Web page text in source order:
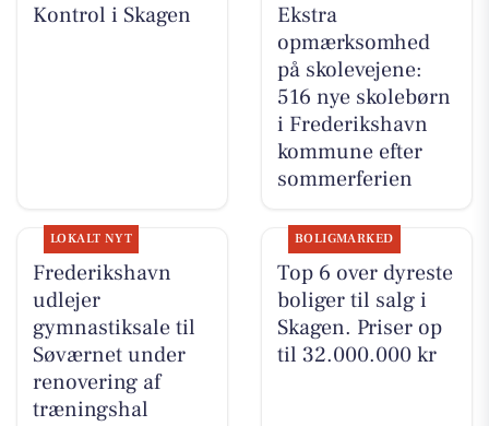
Kontrol i Skagen
Ekstra
opmærksomhed
på skolevejene:
516 nye skolebørn
i Frederikshavn
kommune efter
sommerferien
LOKALT NYT
Frederikshavn
udlejer
gymnastiksale til
Søværnet under
renovering af
træningshal
BOLIGMARKED
Top 6 over dyreste
boliger til salg i
Skagen. Priser op
til 32.000.000 kr